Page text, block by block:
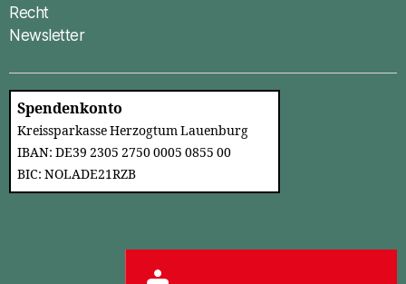
Recht
Newsletter
Spendenkonto
Kreissparkasse Herzogtum Lauenburg
IBAN: DE39 2305 2750 0005 0855 00
BIC: NOLADE21RZB